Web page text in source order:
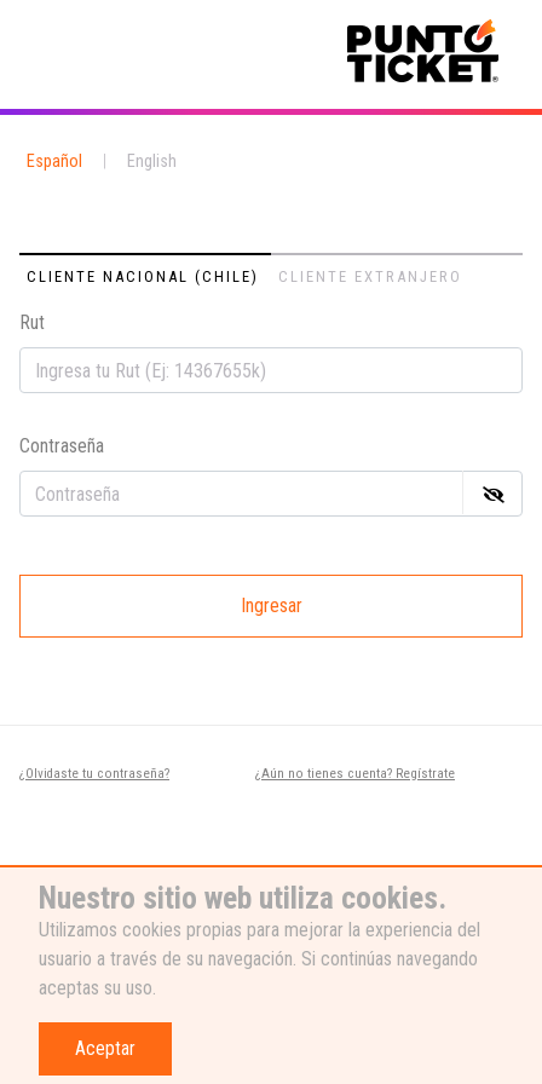
Español English
CLIENTE NACIONAL (CHILE) CLIENTE EXTRANJERO
Rut
Contraseña
Ingresar
¿Olvidaste tu contraseña? ¿Aún no tienes cuenta? Regístrate
Nuestro sitio web utiliza cookies.
Utilizamos cookies propias para mejorar la experiencia del
usuario a través de su navegación. Si continúas navegando
aceptas su uso.
Aceptar
¿NECESITAS AYUDA?
Nuestro equipo de soporte está listo